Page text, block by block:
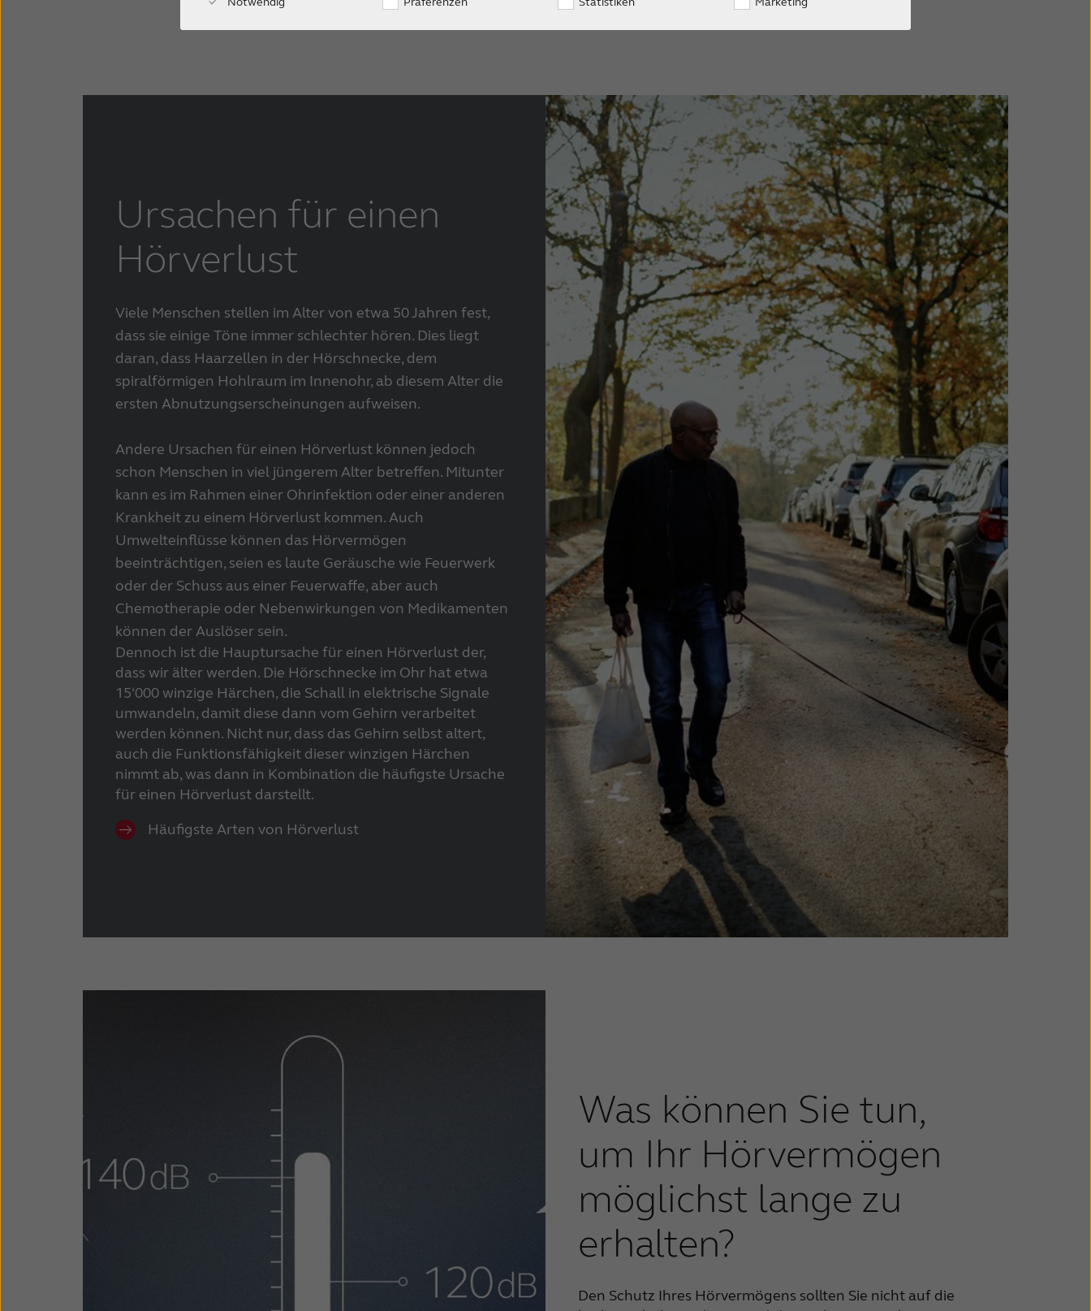
Ursachen für einen
Hörverlust
Viele Menschen stellen im Alter von etwa 50 Jahren fest,
dass sie einige Töne immer schlechter hören. Dies liegt
daran, dass Haarzellen in der Hörschnecke, dem
spiralförmigen Hohlraum im Innenohr, ab diesem Alter die
ersten Abnutzungserscheinungen aufweisen.
Andere Ursachen für einen Hörverlust können jedoch
schon Menschen in viel jüngerem Alter betreffen. Mitunter
kann es im Rahmen einer Ohrinfektion oder einer anderen
Krankheit zu einem Hörverlust kommen. Auch
Umwelteinflüsse können das Hörvermögen
beeinträchtigen, seien es laute Geräusche wie Feuerwerk
oder der Schuss aus einer Feuerwaffe, aber auch
Chemotherapie oder Nebenwirkungen von Medikamenten
können der Auslöser sein.
Dennoch ist die Hauptursache für einen Hörverlust der,
dass wir älter werden. Die Hörschnecke im Ohr hat etwa
15‘000 winzige Härchen, die Schall in elektrische Signale
umwandeln, damit diese dann vom Gehirn verarbeitet
werden können. Nicht nur, dass das Gehirn selbst altert,
auch die Funktionsfähigkeit dieser winzigen Härchen
nimmt ab, was dann in Kombination die häufigste Ursache
für einen Hörverlust darstellt.
Häufigste Arten von Hörverlust
Was können Sie tun,
um Ihr Hörvermögen
möglichst lange zu
erhalten?
Den Schutz Ihres Hörvermögens sollten Sie nicht auf die